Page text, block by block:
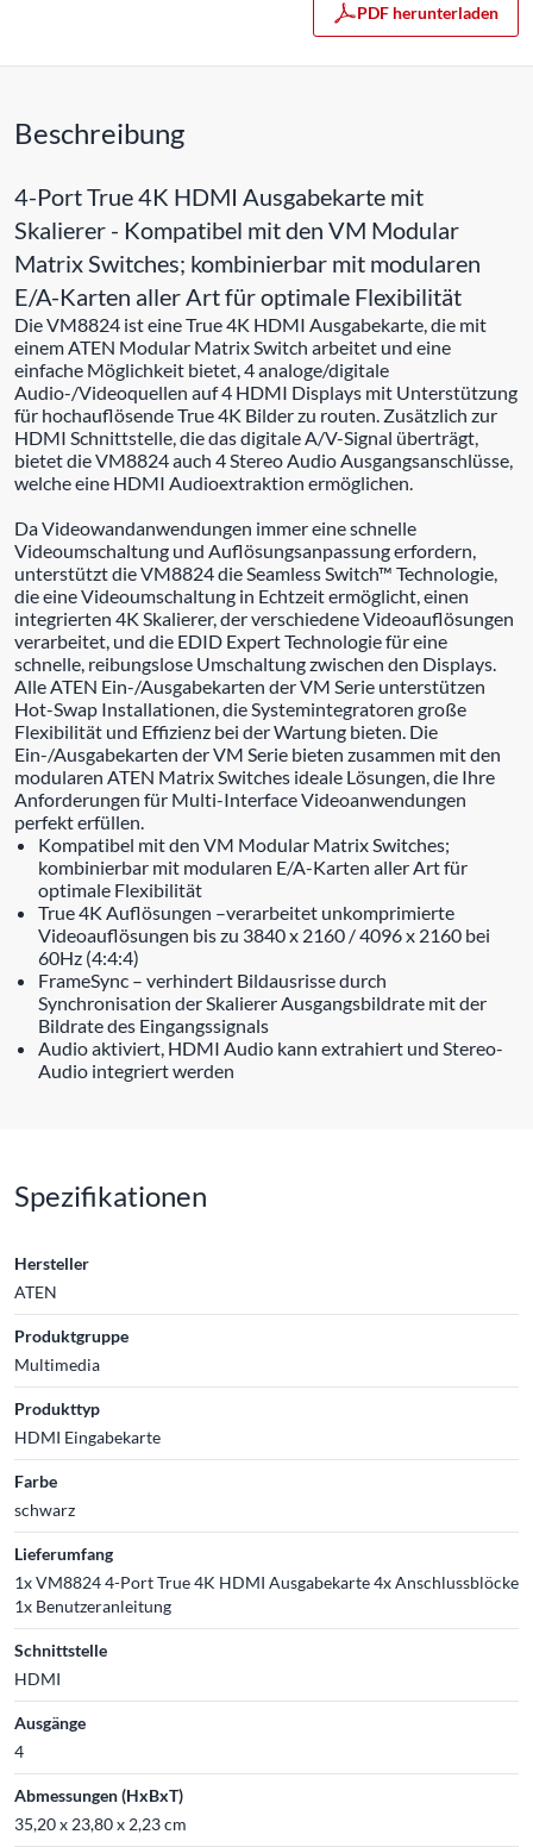
PDF herunterladen
Beschreibung
4-Port True 4K HDMI Ausgabekarte mit
Skalierer - Kompatibel mit den VM Modular
Matrix Switches; kombinierbar mit modularen
E/A-Karten aller Art für optimale Flexibilität
Die VM8824 ist eine True 4K HDMI Ausgabekarte, die mit
einem ATEN Modular Matrix Switch arbeitet und eine
einfache Möglichkeit bietet, 4 analoge/digitale
Audio-/Videoquellen auf 4 HDMI Displays mit Unterstützung
für hochauflösende True 4K Bilder zu routen. Zusätzlich zur
HDMI Schnittstelle, die das digitale A/V-Signal überträgt,
bietet die VM8824 auch 4 Stereo Audio Ausgangsanschlüsse,
welche eine HDMI Audioextraktion ermöglichen.
Da Videowandanwendungen immer eine schnelle
Videoumschaltung und Auflösungsanpassung erfordern,
unterstützt die VM8824 die Seamless Switch™ Technologie,
die eine Videoumschaltung in Echtzeit ermöglicht, einen
integrierten 4K Skalierer, der verschiedene Videoauflösungen
verarbeitet, und die EDID Expert Technologie für eine
schnelle, reibungslose Umschaltung zwischen den Displays.
Alle ATEN Ein-/Ausgabekarten der VM Serie unterstützen
Hot-Swap Installationen, die Systemintegratoren große
Flexibilität und Effizienz bei der Wartung bieten. Die
Ein-/Ausgabekarten der VM Serie bieten zusammen mit den
modularen ATEN Matrix Switches ideale Lösungen, die Ihre
Anforderungen für Multi-Interface Videoanwendungen
perfekt erfüllen.
Kompatibel mit den VM Modular Matrix Switches;
kombinierbar mit modularen E/A-Karten aller Art für
optimale Flexibilität
True 4K Auflösungen –verarbeitet unkomprimierte
Videoauflösungen bis zu 3840 x 2160 / 4096 x 2160 bei
60Hz (4:4:4)
FrameSync – verhindert Bildausrisse durch
Synchronisation der Skalierer Ausgangsbildrate mit der
Bildrate des Eingangssignals
Audio aktiviert, HDMI Audio kann extrahiert und Stereo-
Audio integriert werden
Spezifikationen
Hersteller
ATEN
Produktgruppe
Multimedia
Produkttyp
HDMI Eingabekarte
Farbe
schwarz
Lieferumfang
1x VM8824 4-Port True 4K HDMI Ausgabekarte 4x Anschlussblöcke
1x Benutzeranleitung
Schnittstelle
HDMI
Ausgänge
4
Abmessungen (HxBxT)
35,20 x 23,80 x 2,23 cm